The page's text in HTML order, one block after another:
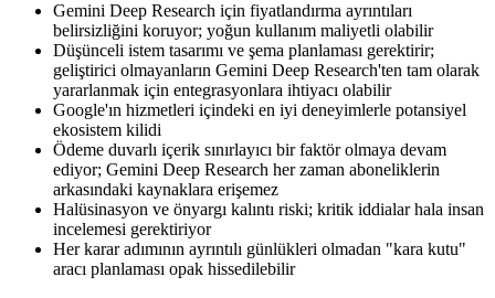
Gemini Deep Research için fiyatlandırma ayrıntıları
belirsizliğini koruyor; yoğun kullanım maliyetli olabilir
Düşünceli istem tasarımı ve şema planlaması gerektirir;
geliştirici olmayanların Gemini Deep Research'ten tam olarak
yararlanmak için entegrasyonlara ihtiyacı olabilir
Google'ın hizmetleri içindeki en iyi deneyimlerle potansiyel
ekosistem kilidi
Ödeme duvarlı içerik sınırlayıcı bir faktör olmaya devam
ediyor; Gemini Deep Research her zaman aboneliklerin
arkasındaki kaynaklara erişemez
Halüsinasyon ve önyargı kalıntı riski; kritik iddialar hala insan
incelemesi gerektiriyor
Her karar adımının ayrıntılı günlükleri olmadan "kara kutu"
aracı planlaması opak hissedilebilir